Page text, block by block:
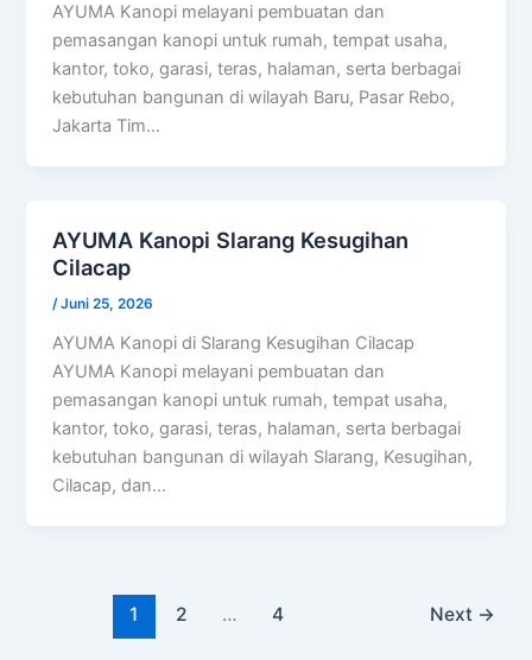
AYUMA Kanopi melayani pembuatan dan
pemasangan kanopi untuk rumah, tempat usaha,
kantor, toko, garasi, teras, halaman, serta berbagai
kebutuhan bangunan di wilayah Baru, Pasar Rebo,
Jakarta Tim…
AYUMA Kanopi Slarang Kesugihan
Cilacap
/Juni 25, 2026
AYUMA Kanopi di Slarang Kesugihan Cilacap
AYUMA Kanopi melayani pembuatan dan
pemasangan kanopi untuk rumah, tempat usaha,
kantor, toko, garasi, teras, halaman, serta berbagai
kebutuhan bangunan di wilayah Slarang, Kesugihan,
Cilacap, dan…
1 2 … 4 Next →